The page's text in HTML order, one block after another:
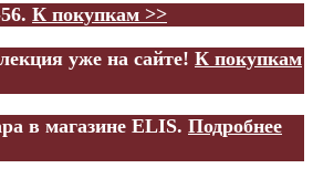
К покупкам >>
уже на сайте! К покупкам
в магазине ELIS. Подробнее